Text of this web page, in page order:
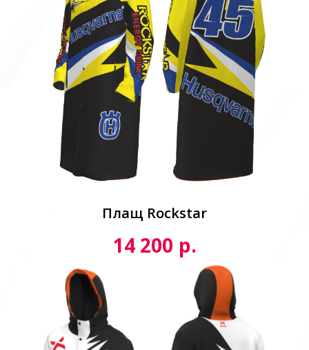
Плащ Rockstar
14 200 р.